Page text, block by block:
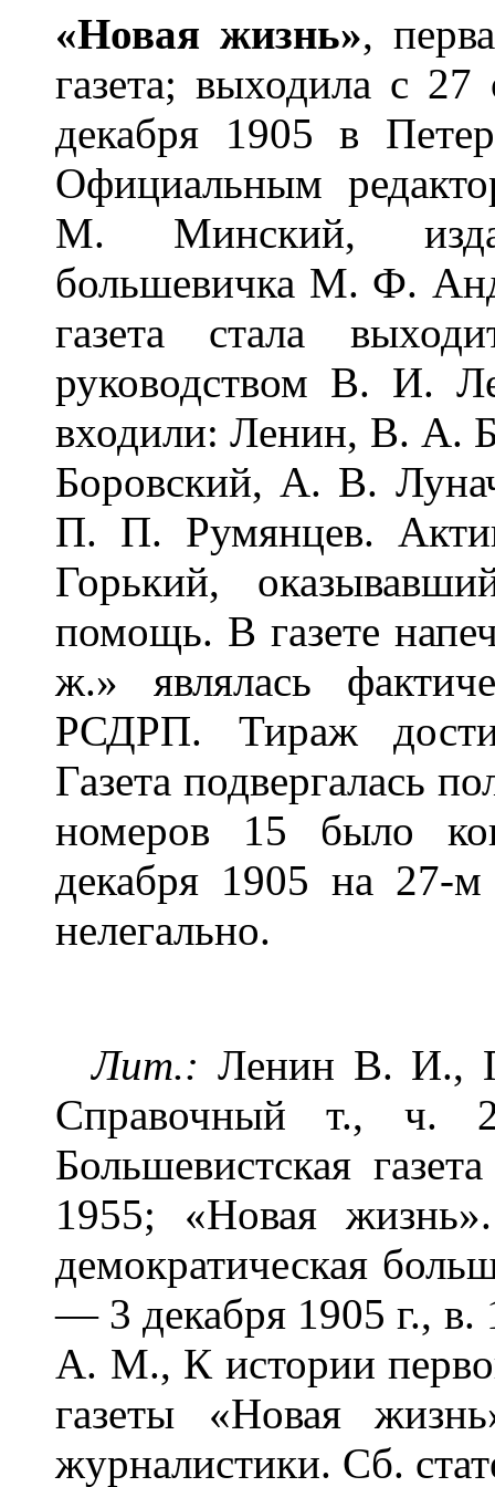
«Новая жизнь»,
газета; выходила с
декабря 1905 в
Официальным
М. Минский,
большевичка М. Ф.
газета стала
руководством В. И.
входили: Ленин, В. А.
Боровский, А. В.
П. П. Румянцев.
Горький,
помощь. В газете
ж.» являлась
РСДРП. Тираж
Газета подвергалась
номеров 15 было
декабря 1905 на 27-
нелегально.
Лит.: Ленин В. И.,
Справочный т., ч.
Большевистская
1955; «Новая
демократическая
— 3 декабря 1905 г.,
А. М., К истории
газеты «Новая
журналистики. Сб.